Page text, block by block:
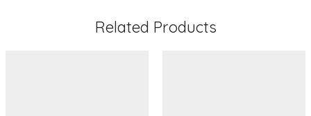
Related Products